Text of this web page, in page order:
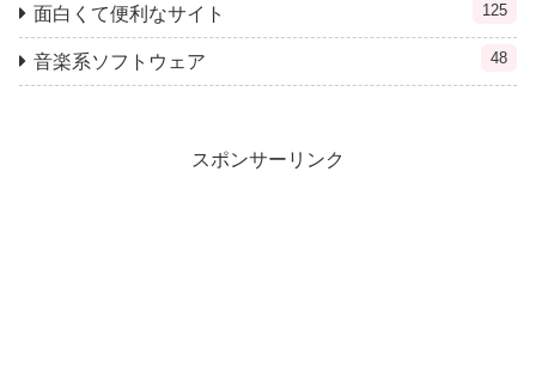
面白くて便利なサイト 125
音楽系ソフトウェア 48
スポンサーリンク